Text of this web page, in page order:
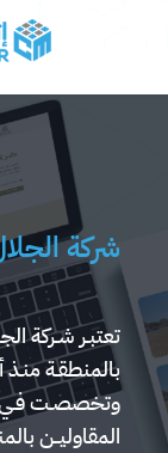
تخطي إلى المحتوى
شركة
تعتبـر شـركة
وتخصصـت فـي
المقاوليــن